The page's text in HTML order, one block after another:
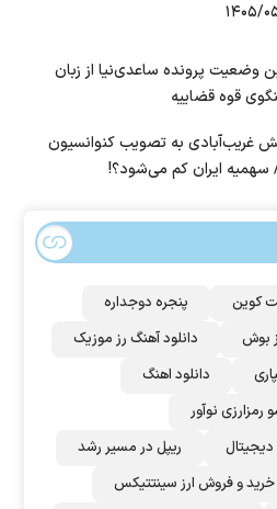
۰۵/۱۷
وضعیت پرونده ساعدی‌نیا از زبان
قوه قضاییه
غریب‌آبادی به تصویب کنوانسیون
سهمیه ایران کم می‌شود؟!
کوین
پنجره دوجداره
بوش
دانلود آهنگ رز‌ موزیک
دانلود اهنگ
رمزارزی نوآور
ریپل در مسیر رشد
خرید و فروش ارز سینتتیکس